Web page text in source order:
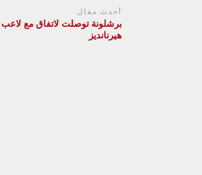
أحدث مقال
برشلونة توصلت لاتفاق مع
هيرنانديز